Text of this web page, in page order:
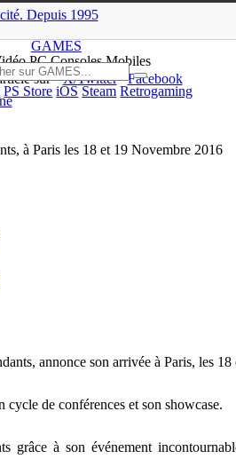
. Depuis 1995
GAMES
PC Consoles Mobiles
PS Store iOS Steam Retrogaming
sur X/Twitter
Facebook
à Paris les 18 et 19 Novembre 2016
annonce son arrivée à Paris, les
cycle de conférences et son showcase.
grâce à son événement